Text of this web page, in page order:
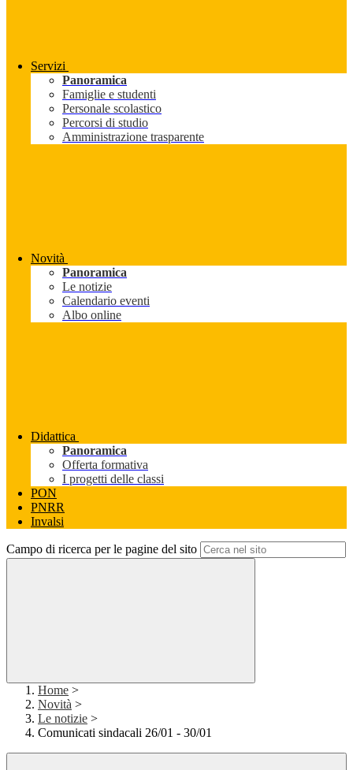
Servizi
Panoramica
Famiglie e studenti
Personale scolastico
Percorsi di studio
Amministrazione trasparente
Novità
Panoramica
Le notizie
Calendario eventi
Albo online
Didattica
Panoramica
Offerta formativa
I progetti delle classi
PON
PNRR
Invalsi
Campo di ricerca per le pagine del sito
Home >
Novità >
Le notizie >
Comunicati sindacali 26/01 - 30/01